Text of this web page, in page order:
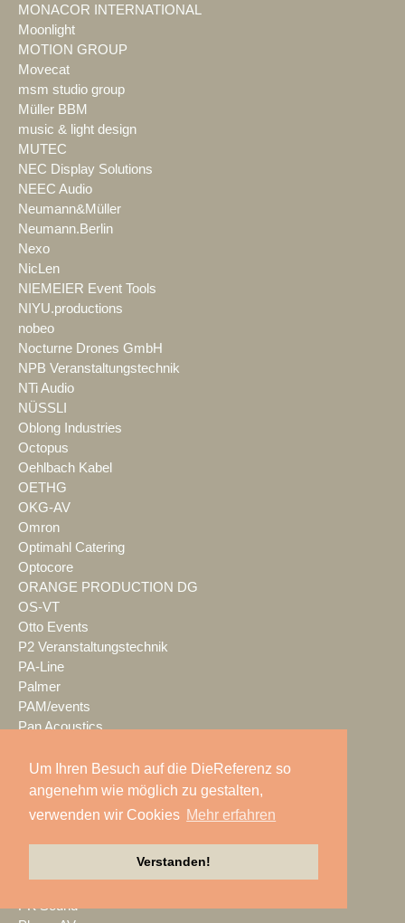
Um Ihren Besuch auf die DieReferenz so
angenehm wie möglich zu gestalten,
verwenden wir Cookies Mehr erfahren
Verstanden!
MONACOR INTERNATIONAL
Moonlight
MOTION GROUP
Movecat
msm studio group
Müller BBM
music & light design
MUTEC
NEC Display Solutions
NEEC Audio
Neumann&Müller
Neumann.Berlin
Nexo
NicLen
NIEMEIER Event Tools
NIYU.productions
nobeo
Nocturne Drones GmbH
NPB Veranstaltungstechnik
NTi Audio
NÜSSLI
Oblong Industries
Octopus
Oehlbach Kabel
OETHG
OKG-AV
Omron
Optimahl Catering
Optocore
ORANGE PRODUCTION DG
OS-VT
Otto Events
P2 Veranstaltungstechnik
PA-Line
Palmer
PAM/events
Pan Acoustics
Panasonic
Party Rent
perfect sound
PK Sound